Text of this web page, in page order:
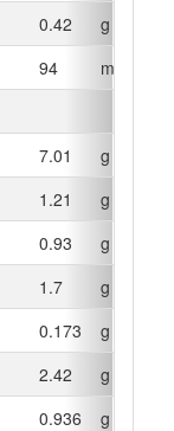
0.42
g
94
mg
7.01
g
1.21
g
0.93
g
1.7
g
0.173
g
2.42
g
0.936
g